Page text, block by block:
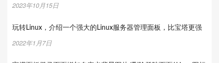
2023年10月15日
玩转Linux，介绍一个强大的Linux服务器管理面板，比宝塔更强
2022年1月7日